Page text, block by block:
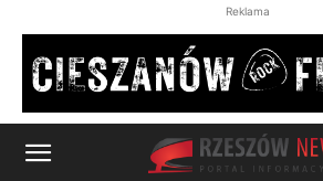
Reklama